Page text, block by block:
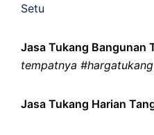
Setu
Jasa Tukang Bangunan
tempatnya #hargatukang
Jasa Tukang Harian